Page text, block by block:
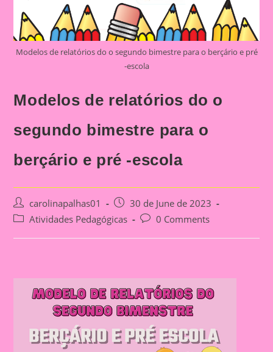
Modelos de relatórios do o segundo bimestre para o berçário e pré
-escola
Modelos de relatórios do o
segundo bimestre para o
berçário e pré -escola
Post
author:
carolinapalhas01
Post
published:
30 de June de 2023
PostAtividades Pedagógicas
Post0 Comments